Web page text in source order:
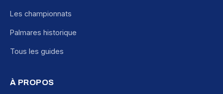
Les championnats
Palmares historique
Tous les guides
À PROPOS